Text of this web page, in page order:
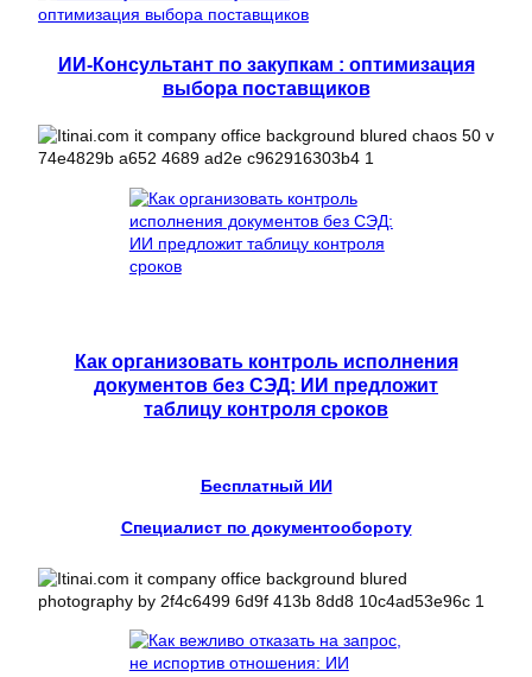
ИИ-Консультант по закупкам : оптимизация
выбора поставщиков
Как организовать контроль исполнения
документов без СЭД: ИИ предложит
таблицу контроля сроков
Бесплатный ИИ
Специалист по документообороту